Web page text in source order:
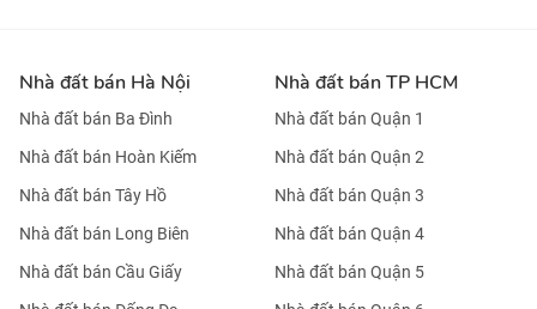
Nhà đất bán Hà Nội
Nhà đất bán Ba Đình
Nhà đất bán Hoàn Kiếm
Nhà đất bán Tây Hồ
Nhà đất bán Long Biên
Nhà đất bán Cầu Giấy
Nhà đất bán TP HCM
Nhà đất bán Quận 1
Nhà đất bán Quận 2
Nhà đất bán Quận 3
Nhà đất bán Quận 4
Nhà đất bán Quận 5